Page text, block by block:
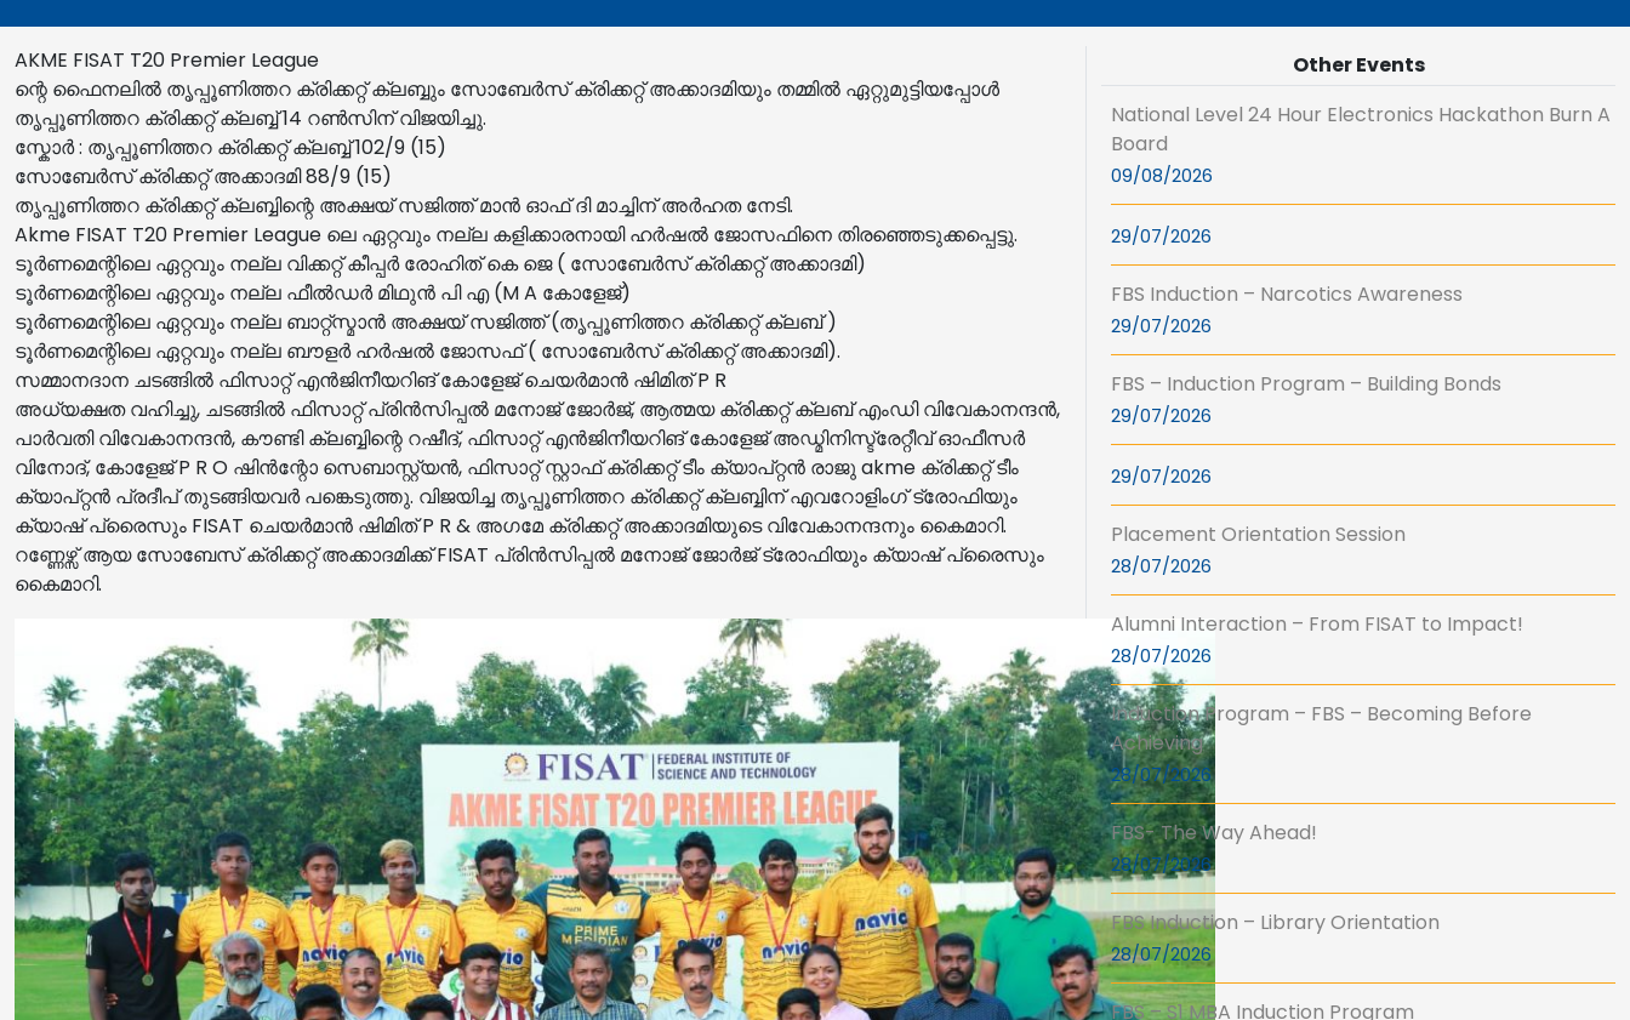
AKME FISAT T20 Premier League
ന്റെ ഫൈനലിൽ തൃപ്പൂണിത്തറ ക്രിക്കറ്റ് ക്ലബ്ബും സോബേർസ് ക്രിക്കറ്റ് അക്കാദമിയും തമ്മിൽ ഏറ്റുമുട്ടിയപ്പോൾ
തൃപ്പൂണിത്തറ ക്രിക്കറ്റ് ക്ലബ്ബ് 14 റൺസിന് വിജയിച്ചു.
സ്കോർ : തൃപ്പൂണിത്തറ ക്രിക്കറ്റ് ക്ലബ്ബ് 102/9 (15)
സോബേർസ് ക്രിക്കറ്റ് അക്കാദമി 88/9 (15)
തൃപ്പൂണിത്തറ ക്രിക്കറ്റ് ക്ലബ്ബിന്റെ അക്ഷയ് സജിത്ത് മാൻ ഓഫ് ദി മാച്ചിന് അർഹത നേടി.
Akme FISAT T20 Premier League ലെ ഏറ്റവും നല്ല കളിക്കാരനായി ഹർഷൽ ജോസഫിനെ തിരഞ്ഞെടുക്കപ്പെട്ടു.
ടൂർണമെന്റിലെ ഏറ്റവും നല്ല വിക്കറ്റ് കീപ്പർ രോഹിത് കെ ജെ ( സോബേർസ് ക്രിക്കറ്റ് അക്കാദമി)
ടൂർണമെന്റിലെ ഏറ്റവും നല്ല ഫീൽഡർ മിഥുൻ പി എ (M A കോളേജ്)
ടൂർണമെന്റിലെ ഏറ്റവും നല്ല ബാറ്റ്സ്മാൻ അക്ഷയ് സജിത്ത് (തൃപ്പൂണിത്തറ ക്രിക്കറ്റ് ക്ലബ് )
ടൂർണമെന്റിലെ ഏറ്റവും നല്ല ബൗളർ ഹർഷൽ ജോസഫ് ( സോബേർസ് ക്രിക്കറ്റ് അക്കാദമി).
സമ്മാനദാന ചടങ്ങിൽ ഫിസാറ്റ് എൻജിനീയറിങ് കോളേജ് ചെയർമാൻ ഷിമിത് P R
അധ്യക്ഷത വഹിച്ചു, ചടങ്ങിൽ ഫിസാറ്റ് പ്രിൻസിപ്പൽ മനോജ് ജോർജ്, ആത്മയ ക്രിക്കറ്റ് ക്ലബ് എംഡി വിവേകാനന്ദൻ,
പാർവതി വിവേകാനന്ദൻ, കൗണ്ടി ക്ലബ്ബിന്റെ റഷീദ്, ഫിസാറ്റ് എൻജിനീയറിങ് കോളേജ് അഡ്മിനിസ്ട്രേറ്റീവ് ഓഫീസർ
വിനോദ്, കോളേജ് P R O ഷിൻന്റോ സെബാസ്റ്റ്യൻ, ഫിസാറ്റ് സ്റ്റാഫ് ക്രിക്കറ്റ് ടീം ക്യാപ്റ്റൻ രാജു akme ക്രിക്കറ്റ് ടീം
ക്യാപ്റ്റൻ പ്രദീപ് തുടങ്ങിയവർ പങ്കെടുത്തു. വിജയിച്ച തൃപ്പൂണിത്തറ ക്രിക്കറ്റ് ക്ലബ്ബിന് എവറോളിംഗ് ട്രോഫിയും
ക്യാഷ് പ്രൈസും FISAT ചെയർമാൻ ഷിമിത് P R & അഗമേ ക്രിക്കറ്റ് അക്കാദമിയുടെ വിവേകാനന്ദനും കൈമാറി.
റണ്ണേഴ്സ് ആയ സോബേസ് ക്രിക്കറ്റ് അക്കാദമിക്ക് FISAT പ്രിൻസിപ്പൽ മനോജ് ജോർജ് ട്രോഫിയും ക്യാഷ് പ്രൈസും
കൈമാറി.
Other Events
National Level 24 Hour Electronics Hackathon Burn A
Board
09/08/2026
29/07/2026
FBS Induction – Narcotics Awareness
29/07/2026
FBS – Induction Program – Building Bonds
29/07/2026
29/07/2026
Placement Orientation Session
28/07/2026
Alumni Interaction – From FISAT to Impact!
28/07/2026
Induction Program – FBS – Becoming Before
Achieving
28/07/2026
FBS- The Way Ahead!
28/07/2026
FBS Induction – Library Orientation
28/07/2026
FBS – S1 MBA Induction Program